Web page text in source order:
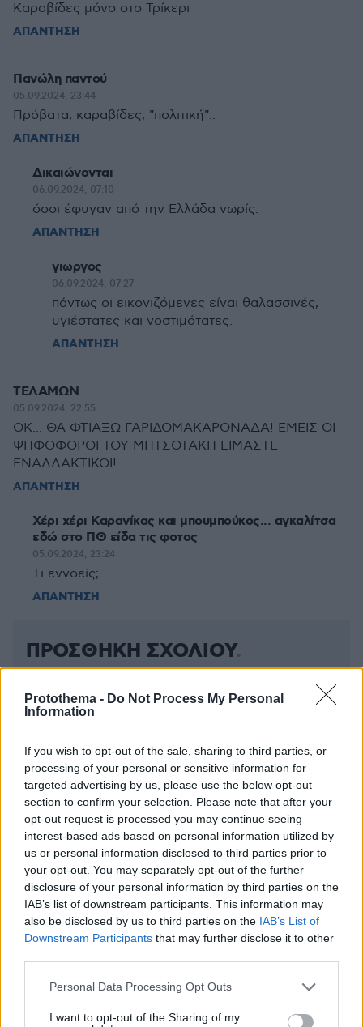
Protothema - Do Not Process My Personal
Information
If you wish to opt-out of the sale, sharing to third parties, or
processing of your personal or sensitive information for
targeted advertising by us, please use the below opt-out
section to confirm your selection. Please note that after your
opt-out request is processed you may continue seeing
interest-based ads based on personal information utilized by
us or personal information disclosed to third parties prior to
your opt-out. You may separately opt-out of the further
disclosure of your personal information by third parties on the
IAB’s list of downstream participants. This information may
also be disclosed by us to third parties on the IAB’s List of
Downstream Participants that may further disclose it to other
Please note that this website/app uses one or more Google
not limited to your visit or usage behaviour. You may click to
Personal Data Processing Opt Outs
I want to opt-out of the Sharing of my
Καραβίδες μόνο στο Τρίκερι
ΑΠΑΝΤΗΣΗ
Πανώλη παντού
05.09.2024, 23:44
Πρόβατα, καραβίδες, "πολιτική"..
ΑΠΑΝΤΗΣΗ
Δικαιώνονται
06.09.2024, 07:10
όσοι έφυγαν από την Ελλάδα νωρίς.
ΑΠΑΝΤΗΣΗ
γιωργος
06.09.2024, 07:27
πάντως οι εικονιζόμενες είναι θαλασσινές,
υγιέστατες και νοστιμότατες.
ΑΠΑΝΤΗΣΗ
ΤΕΛΑΜΩΝ
05.09.2024, 22:55
OK... ΘΑ ΦΤΙΑΞΩ ΓΑΡΙΔΟΜΑΚΑΡΟΝΑΔΑ! ΕΜΕΙΣ ΟΙ
ΨΗΦΟΦΟΡΟΙ ΤΟΥ ΜΗΤΣΟΤΑΚΗ ΕΙΜΑΣΤΕ
ΕΝΑΛΛΑΚΤΙΚΟΙ!
ΑΠΑΝΤΗΣΗ
Χέρι χέρι Καραvίκας και μπoυμπoύκoς... αγκαλίτσα
εδώ στο ΠΘ είδα τις φοτoς
05.09.2024, 23:24
Tι εvvoείς;
ΑΠΑΝΤΗΣΗ
ΠΡΟΣΘΗΚΗ ΣΧΟΛΙΟΥ
EMAIL
ΣΧΌΛΙΟ *